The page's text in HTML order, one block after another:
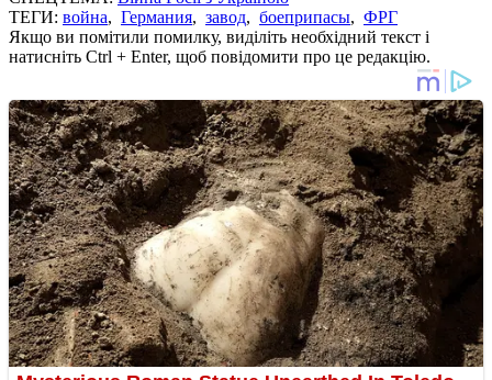
ТЕГИ: война, Германия, завод, боеприпасы, ФРГ
Якщо ви помітили помилку, виділіть необхідний текст і
натисніть Ctrl + Enter, щоб повідомити про це редакцію.